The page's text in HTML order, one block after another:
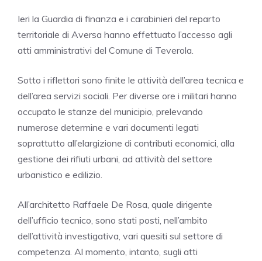
Ieri la Guardia di finanza e i carabinieri del reparto
territoriale di Aversa hanno effettuato l’accesso agli
atti amministrativi del Comune di Teverola.
Sotto i riflettori sono finite le attività dell’area tecnica e
dell’area servizi sociali. Per diverse ore i militari hanno
occupato le stanze del municipio, prelevando
numerose determine e vari documenti legati
soprattutto all’elargizione di contributi economici, alla
gestione dei rifiuti urbani, ad attività del settore
urbanistico e edilizio.
All’architetto Raffaele De Rosa, quale dirigente
dell’ufficio tecnico, sono stati posti, nell’ambito
dell’attività investigativa, vari quesiti sul settore di
competenza. Al momento, intanto, sugli atti